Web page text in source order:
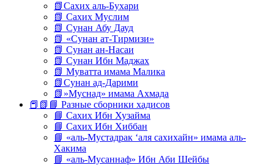
📗Сахих аль-Бухари
📗 Сахих Муслим
📗 Сунан Абу Дауд
📗 «Сунан ат-Тирмизи»
📗 Сунан ан-Насаи
📗 Сунан Ибн Маджах
📗 Муватта имама Малика
📗Сунан ад-Дарими
📗»Муснад» имама Ахмада
📕📗📘 Разные сборники хадисов
📘 Сахих Ибн Хузайма
📘 Сахих Ибн Хиббан
📘 «аль-Мустадрак ‘аля сахихайн» имама аль-
Хакима
📘 «аль-Мусаннаф» Ибн Аби Шейбы